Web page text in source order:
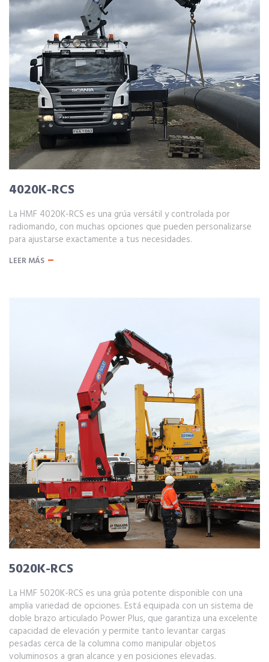
4020K-RCS
La HMF 4020K-RCS es una grúa versátil y controlada por
radiomando, con muchas opciones que pueden personalizarse
para ajustarse exactamente a tus necesidades.
LEER MÁS
5020K-RCS
La HMF 5020K-RCS es una grúa potente disponible con una
amplia variedad de opciones. Está equipada con un sistema de
doble brazo articulado Power Plus, que garantiza una excelente
capacidad de elevación y permite tanto levantar cargas
pesadas cerca de la columna como manipular objetos
voluminosos a gran alcance y en posiciones elevadas.